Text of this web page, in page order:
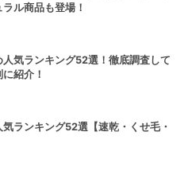
ル商品も登場！
気ランキング52選！徹底調査して
紹介！
気ランキング52選【速乾・くせ毛・